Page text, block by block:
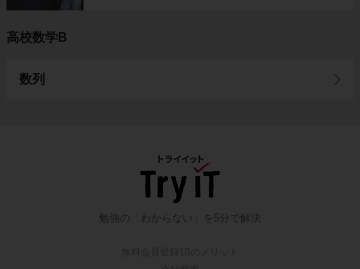
高校数学B
数列
勉強の「わからない」を5分で解決